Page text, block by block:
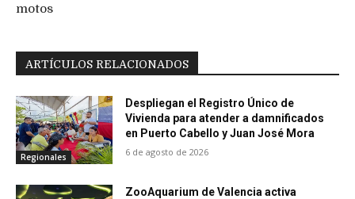
motos
ARTÍCULOS RELACIONADOS
Regionales
Despliegan el Registro Único de
Vivienda para atender a damnificados
en Puerto Cabello y Juan José Mora
6 de agosto de 2026
ZooAquarium de Valencia activa